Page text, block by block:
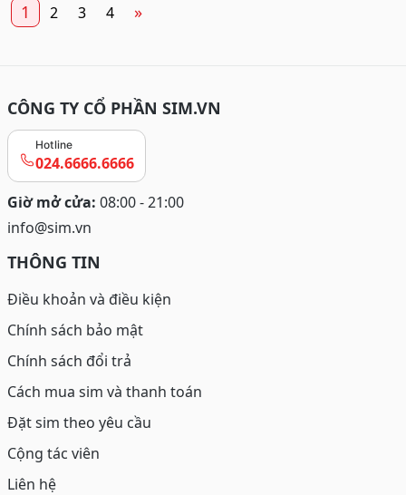
1 2 3 4 »
CÔNG TY CỔ PHẦN SIM.VN
Hotline
024.6666.6666
Giờ mở cửa: 08:00 - 21:00
info@sim.vn
THÔNG TIN
Điều khoản và điều kiện
Chính sách bảo mật
Chính sách đổi trả
Cách mua sim và thanh toán
Đặt sim theo yêu cầu
Cộng tác viên
Liên hệ